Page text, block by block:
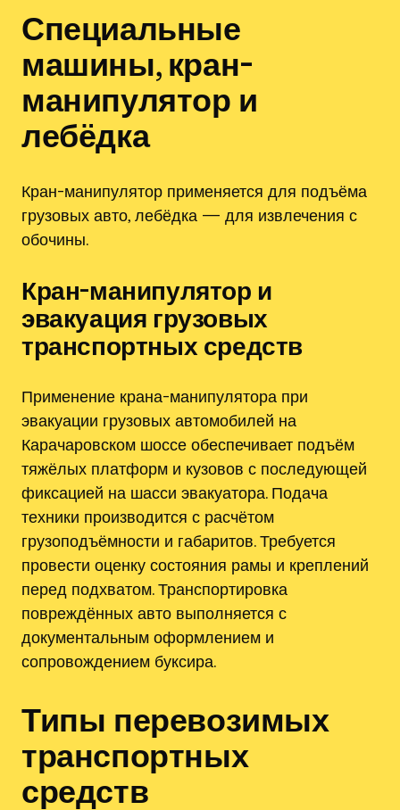
Специальные
машины, кран-
манипулятор и
лебёдка
Кран-манипулятор применяется для подъёма
грузовых авто, лебёдка — для извлечения с
обочины.
Кран-манипулятор и
эвакуация грузовых
транспортных средств
Применение крана-манипулятора при
эвакуации грузовых автомобилей на
Карачаровском шоссе обеспечивает подъём
тяжёлых платформ и кузовов с последующей
фиксацией на шасси эвакуатора. Подача
техники производится с расчётом
грузоподъёмности и габаритов. Требуется
провести оценку состояния рамы и креплений
перед подхватом. Транспортировка
повреждённых авто выполняется с
документальным оформлением и
сопровождением буксира.
Типы перевозимых
транспортных
средств